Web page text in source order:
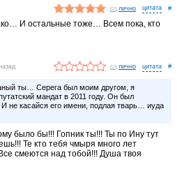
лично #
И остальные тоже… Всем пока, кто
лично #
ты… Серега был моим другом, я
мандат в 2011 году. Он был
не касайся его имени, подлая тварь… иуда
было бы!!! Гопник ты!!! Ты по Ину тут
Те кто тебя чмыря много лет
смеются над тобой!!! Душа твоя